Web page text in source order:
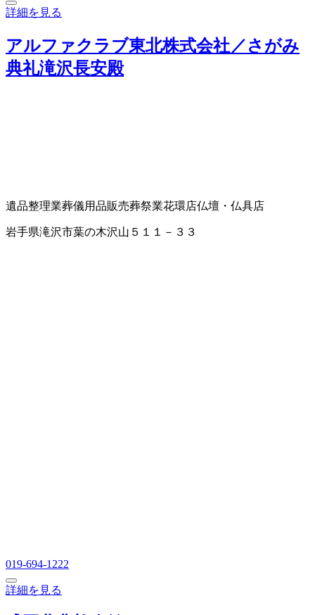
詳細を見る
アルファクラブ東北株式会社／さがみ
典礼滝沢長安殿
遺品整理業葬儀用品販売葬祭業花環店仏壇・仏具店
岩手県滝沢市葉の木沢山５１１－３３
019-694-1222
詳細を見る